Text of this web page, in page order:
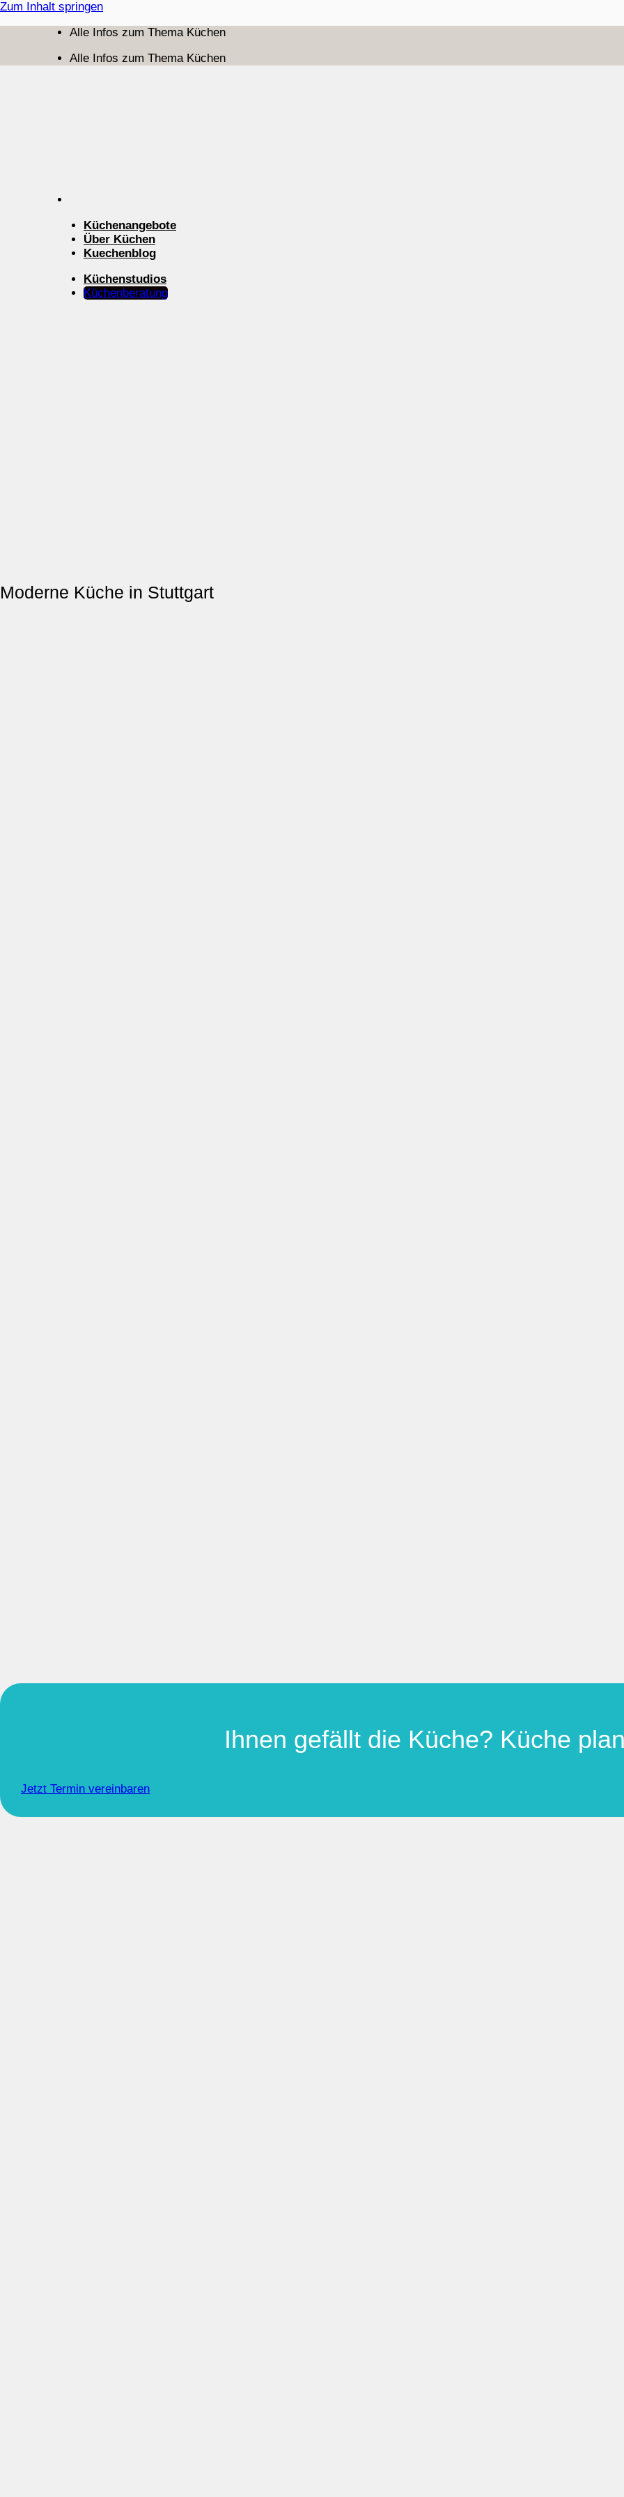
Zum Inhalt springen
Alle Infos zum Thema Küchen
Alle Infos zum Thema Küchen
Küchenangebote
Über Küchen
Kuechenblog
Küchenstudios
Küchenberatung
Moderne Küche in Stuttgart
Ihnen gefällt die Küche? Küche
Jetzt Termin vereinbaren